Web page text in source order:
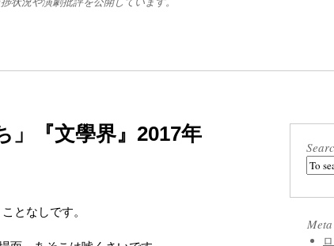
」『文學界』2017年
となしです。
Meta